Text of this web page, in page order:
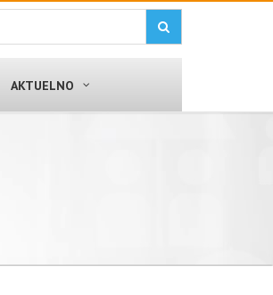
AKTUELNO